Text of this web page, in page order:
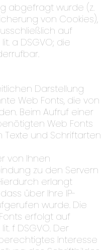
abgefragt wurde (z.
von Cookies),
auf
a DSGVO; die
Darstellung
Web Fonts, die von
Beim Aufruf einer
Web Fonts
Texte und Schriftarten
von Ihnen
zu den Servern
erlangt
über Ihre IP-
wurde. Die
erfolgt auf
f DSGVO. Der
Interesse